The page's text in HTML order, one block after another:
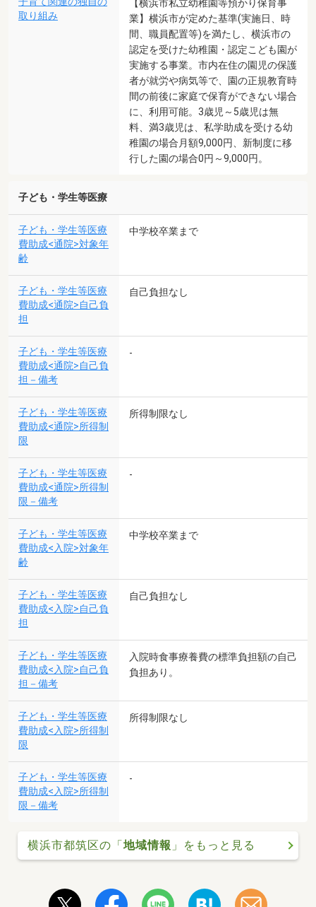
取り組み
【横浜市私立幼稚園等預かり保育事
業】横浜市が定めた基準(実施日、時
間、職員配置等)を満たし、横浜市の
認定を受けた幼稚園・認定こども園が
実施する事業。市内在住の園児の保護
者が就労や病気等で、園の正規教育時
間の前後に家庭で保育ができない場合
に、利用可能。3歳児～5歳児は無
料、満3歳児は、私学助成を受ける幼
稚園の場合月額9,000円、新制度に移
行した園の場合0円～9,000円。
子ども・学生等医療
子ども・学生等医療
費助成<通院>対象年
齢
中学校卒業まで
子ども・学生等医療
費助成<通院>自己負
担
自己負担なし
子ども・学生等医療
費助成<通院>自己負
担－備考
-
子ども・学生等医療
費助成<通院>所得制
限
所得制限なし
子ども・学生等医療
費助成<通院>所得制
限－備考
-
子ども・学生等医療
費助成<入院>対象年
齢
中学校卒業まで
子ども・学生等医療
費助成<入院>自己負
担
自己負担なし
子ども・学生等医療
費助成<入院>自己負
担－備考
入院時食事療養費の標準負担額の自己
負担あり。
子ども・学生等医療
費助成<入院>所得制
限
所得制限なし
子ども・学生等医療
費助成<入院>所得制
限－備考
-
横浜市都筑区の「 地域情報 」をもっと見る